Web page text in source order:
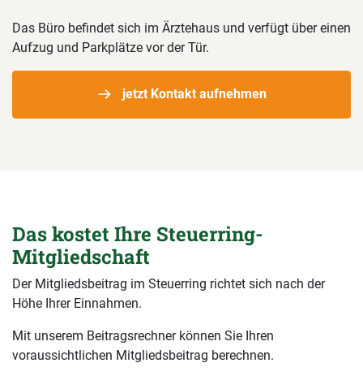
Das Büro befindet sich im Ärztehaus und verfügt über einen
Aufzug und Parkplätze vor der Tür.
jetzt Kontakt aufnehmen
Das kostet Ihre Steuerring-
Mitgliedschaft
Der Mitgliedsbeitrag im Steuerring richtet sich nach der
Höhe Ihrer Einnahmen.
Mit unserem Beitragsrechner können Sie Ihren
voraussichtlichen Mitgliedsbeitrag berechnen.